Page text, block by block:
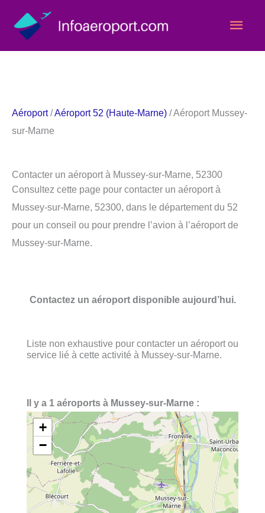
Aéroport/Aéroport 52 (Haute-Marne) / Aéroport Mussey-
sur-Marne
Contacter un aéroport à Mussey-sur-Marne, 52300
Consultez cette page pour contacter un aéroport à
Mussey-sur-Marne, 52300, dans le département du 52
pour un conseil ou pour prendre l’avion à l’aéroport de
Mussey-sur-Marne.
Contactez un aéroport disponible aujourd’hui.
Liste non exhaustive pour contacter un aéroport ou
service lié à cette activité à Mussey-sur-Marne.
Il y a 1 aéroports à Mussey-sur-Marne :
+
−